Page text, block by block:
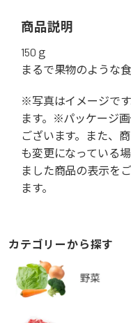
商品説明
150ｇ
まるで果物のような
※写真はイメージで
ます。※パッケージ
ございます。また、
も変更になっている
ました商品の表示を
ます。
カテゴリーから探す